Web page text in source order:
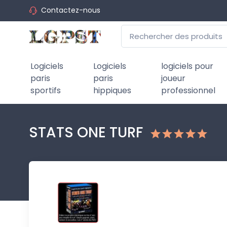
Contactez-nous
Logiciels
paris
sportifs
Logiciels
paris
hippiques
logiciels pour
joueur
professionnel
STATS ONE TURF